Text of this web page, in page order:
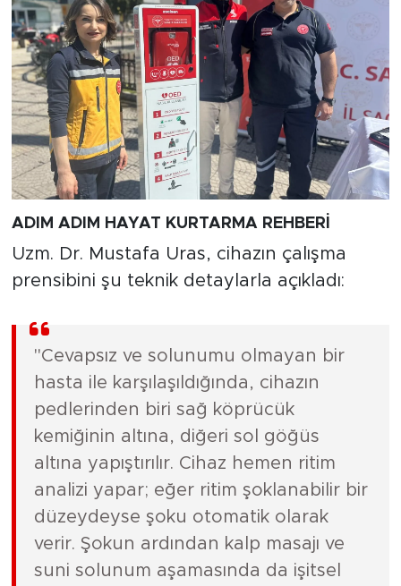
ADIM ADIM HAYAT KURTARMA REHBERİ
Uzm. Dr. Mustafa Uras, cihazın çalışma
prensibini şu teknik detaylarla açıkladı:
"Cevapsız ve solunumu olmayan bir
hasta ile karşılaşıldığında, cihazın
pedlerinden biri sağ köprücük
kemiğinin altına, diğeri sol göğüs
altına yapıştırılır. Cihaz hemen ritim
analizi yapar; eğer ritim şoklanabilir bir
düzeydeyse şoku otomatik olarak
verir. Şokun ardından kalp masajı ve
suni solunum aşamasında da işitsel